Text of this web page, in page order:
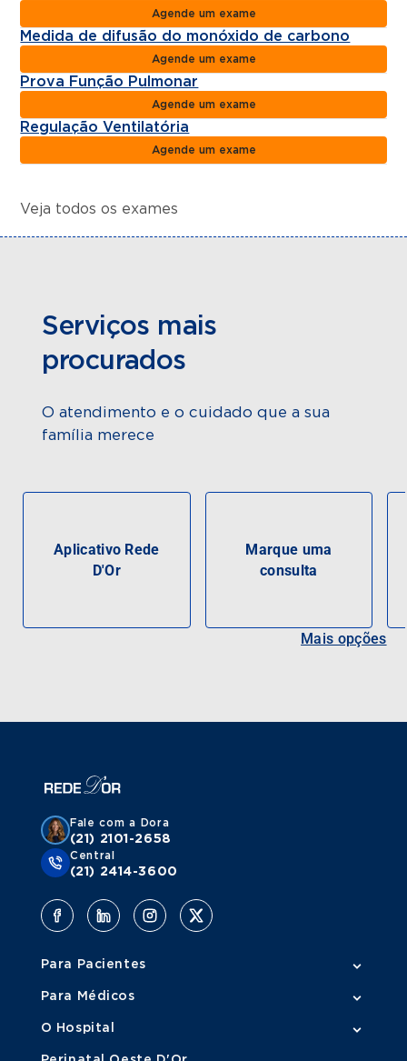
Agende um exame
Medida de difusão do monóxido de carbono
Agende um exame
Prova Função Pulmonar
Agende um exame
Regulação Ventilatória
Agende um exame
Veja todos os exames
Serviços mais
procurados
O atendimento e o cuidado que a sua
família merece
Aplicativo Rede
D'Or
Marque uma
consulta
Mais opções
Fale com a Dora
(21) 2101-2658
Central
(21) 2414-3600
Para Pacientes
Para Médicos
O Hospital